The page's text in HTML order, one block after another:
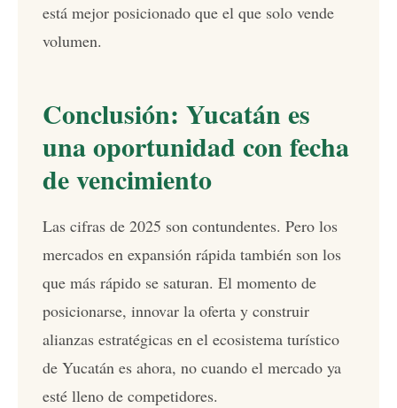
está mejor posicionado que el que solo vende
volumen.
Conclusión: Yucatán es
una oportunidad con fecha
de vencimiento
Las cifras de 2025 son contundentes. Pero los
mercados en expansión rápida también son los
que más rápido se saturan. El momento de
posicionarse, innovar la oferta y construir
alianzas estratégicas en el ecosistema turístico
de Yucatán es ahora, no cuando el mercado ya
esté lleno de competidores.